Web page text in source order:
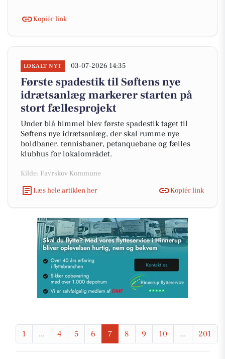
Kopiér link
LOKALT NYT 03-07-2026 14:35
Første spadestik til Søftens nye
idrætsanlæg markerer starten på
stort fællesprojekt
Under blå himmel blev første spadestik taget til
Søftens nye idrætsanlæg, der skal rumme nye
boldbaner, tennisbaner, petanquebane og fælles
klubhus for lokalområdet.
Kilde: Favrskov Kommune
Læs hele artiklen her
Kopiér link
1 ... 4 5 6 7 8 9 10 ... 201